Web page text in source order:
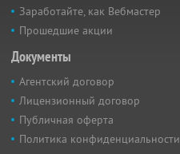
Заработайте, как Вебмастер
Прошедшие акции
Документы
Агентский договор
Лицензионный договор
Публичная оферта
Политика конфиденциальности